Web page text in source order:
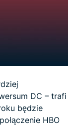
DC – trafi
będzie
HBO